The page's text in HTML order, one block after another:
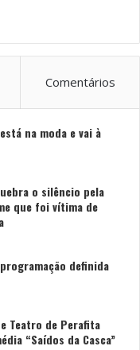
Comentários
na moda e vai à
o silêncio pela
que foi vítima de
definida
Teatro de Perafita
“Saídos da Casca”